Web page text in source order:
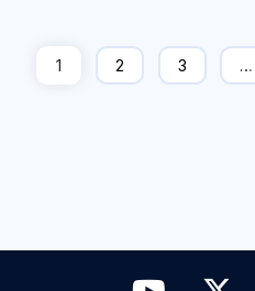
1 2 3 …